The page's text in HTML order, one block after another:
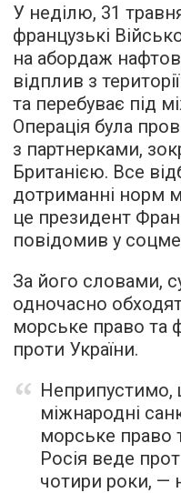
У неділю, 31
французькі
на абордаж
відплив з
та перебуває під
Операція була
з партнерками,
Британією. Все
дотриманні норм
це президент
повідомив у
За його словами,
одночасно
морське право та
проти України.
Неприпустимо,
міжнародні
морське право
Росія веде
чотири роки, —